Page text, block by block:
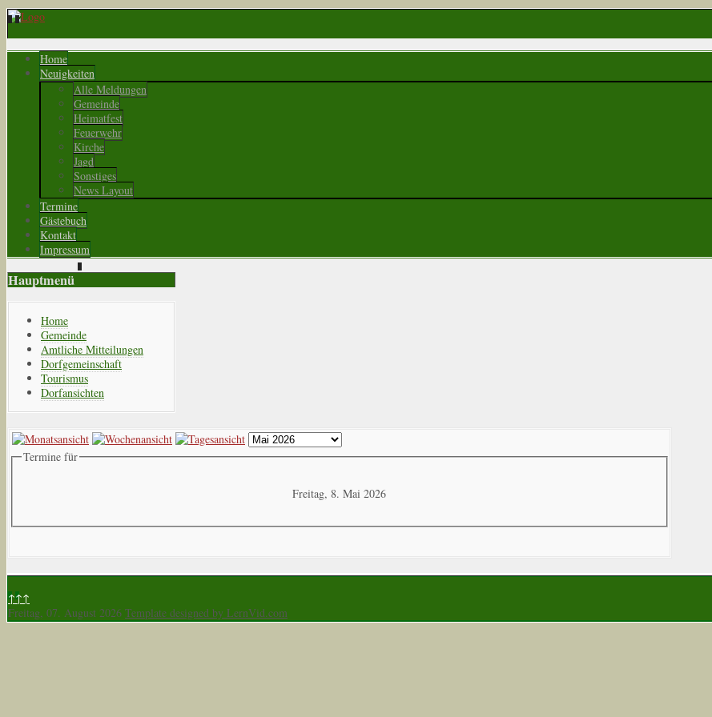
Home
Neuigkeiten
Alle Meldungen
Gemeinde
Heimatfest
Feuerwehr
Kirche
Jagd
Sonstiges
News Layout
Termine
Gästebuch
Kontakt
Impressum
Hauptmenü
Home
Gemeinde
Amtliche Mitteilungen
Dorfgemeinschaft
Tourismus
Dorfansichten
Termine für
Freitag, 8. Mai 2026
↑↑↑
Freitag, 07. August 2026 Template designed by LernVid.com